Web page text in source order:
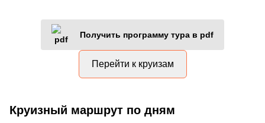
Получить программу тура в pdf
Перейти к круизам
Круизный маршрут по дням